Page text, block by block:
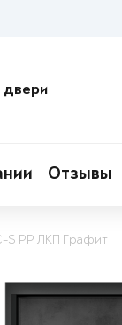
двери
Отзывы
S PP ЛКП Графит